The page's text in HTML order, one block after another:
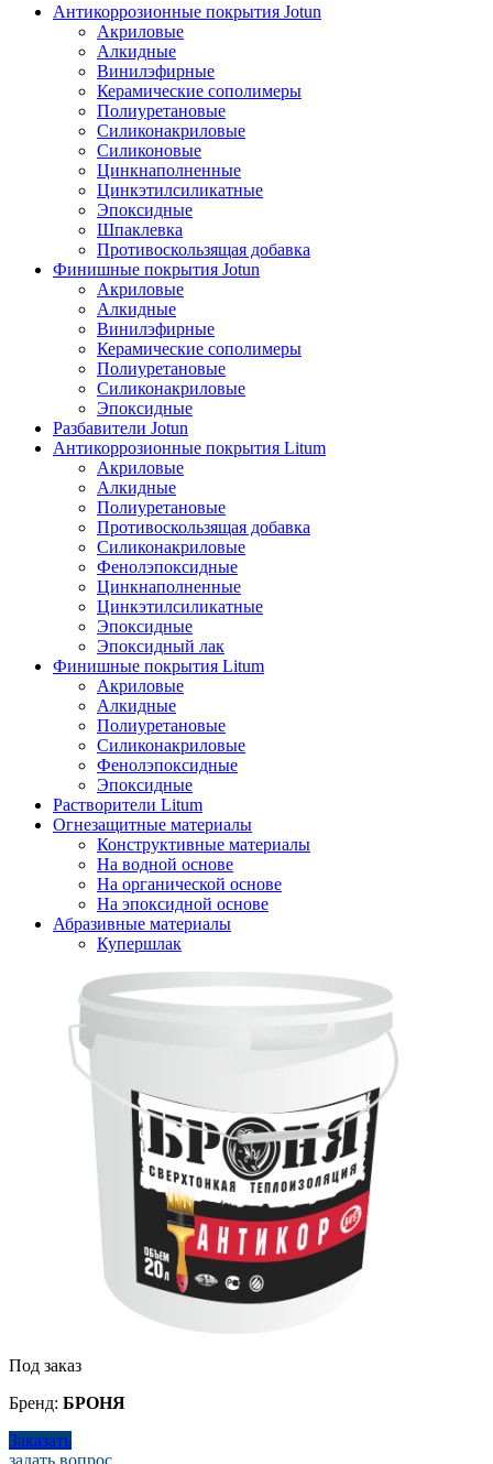
Антикоррозионные покрытия Jotun
Акриловые
Алкидные
Винилэфирные
Керамические сополимеры
Полиуретановые
Силиконакриловые
Силиконовые
Цинкнаполненные
Цинкэтилсиликатные
Эпоксидные
Шпаклевка
Противоскользящая добавка
Финишные покрытия Jotun
Акриловые
Алкидные
Винилэфирные
Керамические сополимеры
Полиуретановые
Силиконакриловые
Эпоксидные
Разбавители Jotun
Антикоррозионные покрытия Litum
Акриловые
Алкидные
Полиуретановые
Противоскользящая добавка
Силиконакриловые
Фенолэпоксидные
Цинкнаполненные
Цинкэтилсиликатные
Эпоксидные
Эпоксидный лак
Финишные покрытия Litum
Акриловые
Алкидные
Полиуретановые
Силиконакриловые
Фенолэпоксидные
Эпоксидные
Растворители Litum
Огнезащитные материалы
Конструктивные материалы
На водной основе
На органической основе
На эпоксидной основе
Абразивные материалы
Купершлак
Под заказ
Бренд: БРОНЯ
Заказать
задать вопрос